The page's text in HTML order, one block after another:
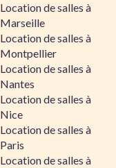
Location de salles à
Marseille
Location de salles à
Montpellier
Location de salles à
Nantes
Location de salles à
Nice
Location de salles à
Paris
Location de salles à